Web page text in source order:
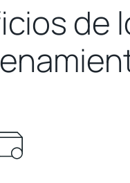
de